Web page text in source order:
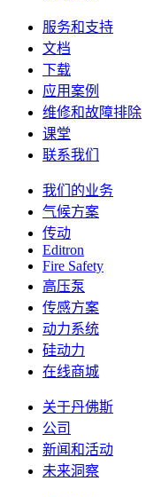
服务和支持
文档
下载
应用案例
维修和故障排除
课堂
联系我们
我们的业务
气候方案
传动
Editron
Fire Safety
高压泵
传感方案
动力系统
硅动力
在线商城
关于丹佛斯
公司
新闻和活动
未来洞察